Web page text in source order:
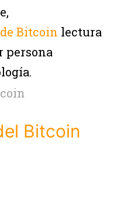
Bitcoin lectura
persona
Bitcoin